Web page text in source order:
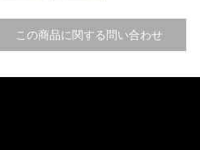
この商品に関する問い合わせ